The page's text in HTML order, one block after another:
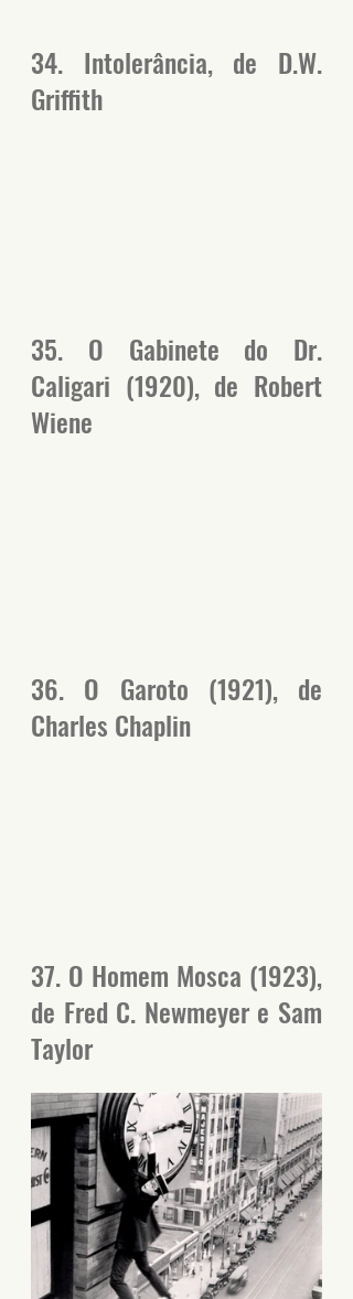
34. Intolerância, de D.W.
Griffith
35. O Gabinete do Dr.
Caligari (1920), de Robert
Wiene
36. O Garoto (1921), de
Charles Chaplin
37. O Homem Mosca (1923),
de Fred C. Newmeyer e Sam
Taylor